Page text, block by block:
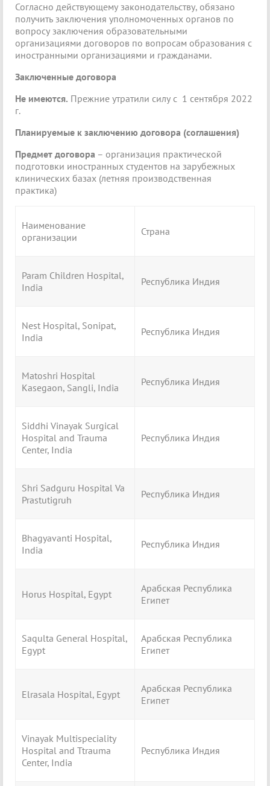
Согласно действующему законодательству, обязано
получить заключения уполномоченных органов по
вопросу заключения образовательными
организациями договоров по вопросам образования с
иностранными организациями и гражданами.
Заключенные договора
Не имеются. Прежние утратили силу с 1 сентября 2022
г.
Планируемые к заключению договора (соглашения)
Предмет договора – организация практической
подготовки иностранных студентов на зарубежных
клинических базах (летняя производственная
практика)
Наименование
организации
Страна
Param Children Hospital,
India
Республика Индия
Nest Hospital, Sonipat,
India
Республика Индия
Matoshri Hospital
Kasegaon, Sangli, India
Республика Индия
Siddhi Vinayak Surgical
Hospital and Trauma
Center, India
Республика Индия
Shri Sadguru Hospital Va
Prastutigruh
Республика Индия
Bhagyavanti Hospital,
India
Республика Индия
Horus Hospital, Egypt
Арабская Республика
Египет
Saqulta General Hospital,
Egypt
Арабская Республика
Египет
Elrasala Hospital, Egypt
Арабская Республика
Египет
Vinayak Multispeciality
Hospital and Ttrauma
Center, India
Республика Индия